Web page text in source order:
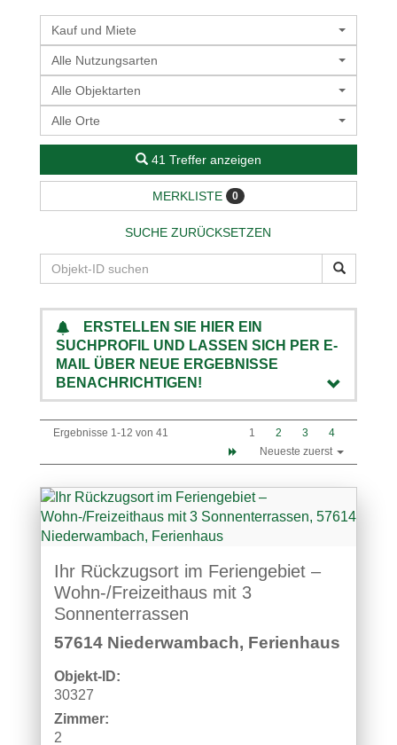
Kauf und Miete
Alle Nutzungsarten
Alle Objektarten
Alle Orte
41 Treffer anzeigen
MERKLISTE 0
SUCHE ZURÜCKSETZEN
ERSTELLEN SIE HIER EIN
SUCHPROFIL UND LASSEN SICH PER E-
MAIL ÜBER NEUE ERGEBNISSE
BENACHRICHTIGEN!
Ergebnisse 1-12 von 41 1 2 3
4
Neueste zuerst
Ihr Rückzugsort im Feriengebiet –
Wohn-/Freizeithaus mit 3
Sonnenterrassen
57614 Niederwambach, Ferienhaus
Objekt-ID:
30327
Zimmer:
2